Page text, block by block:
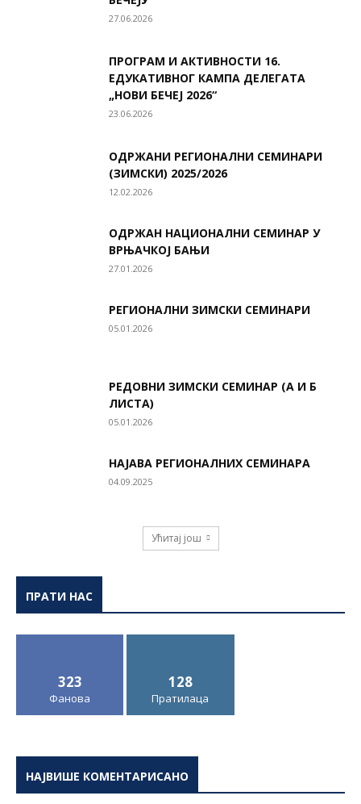
27.06.2026
ПРОГРАМ И АКТИВНОСТИ 16.
ЕДУКАТИВНОГ КАМПА ДЕЛЕГАТА
„НОВИ БЕЧЕЈ 2026“
23.06.2026
ОДРЖАНИ РЕГИОНАЛНИ СЕМИНАРИ
(ЗИМСКИ) 2025/2026
12.02.2026
ОДРЖАН НАЦИОНАЛНИ СЕМИНАР У
ВРЊАЧКОЈ БАЊИ
27.01.2026
РЕГИОНАЛНИ ЗИМСКИ СЕМИНАРИ
05.01.2026
РЕДОВНИ ЗИМСКИ СЕМИНАР (А И Б
ЛИСТА)
05.01.2026
НАЈАВА РЕГИОНАЛНИХ СЕМИНАРА
04.09.2025
Ућитај још
ПРАТИ НАС
323
Фанова
128
Пратилаца
НАЈВИШЕ КОМЕНТАРИСАНО